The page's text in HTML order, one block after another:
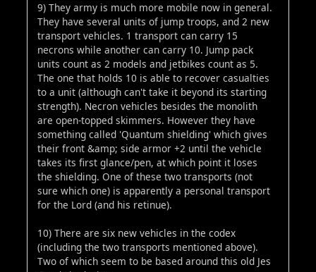
9) They army is much more mobile now in general.
They have several units of jump troops, and 2 new
transport vehicles. 1 transport can carry 15
necrons while another can carry 10. Jump pack
units count as 2 models and jetbikes count as 5.
The one that holds 10 is able to recover casualties
to a unit (although can't take it beyond its starting
strength). Necron vehicles besides the monolith
are open-topped skimmers. However they have
something called 'Quantum shielding' which gives
their front &amp; side armor +2 until the vehicle
takes its first glance/pen, at which point it loses
the shielding. One of these two transports (not
sure which one) is apparently a personal transport
for the Lord (and his retinue).
10) There are six new vehicles in the codex
(including the two transports mentioned above).
Two of which seem to be based around this old Jes